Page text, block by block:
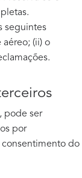
seguintes
aéreo; (ii) o
pode ser
por
do